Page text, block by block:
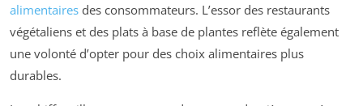
alimentaires des consommateurs. L’essor des restaurants
végétaliens et des plats à base de plantes reflète également
une volonté d’opter pour des choix alimentaires plus
durables.